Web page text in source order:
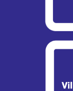
Info travaux
Bretonneux
Dans le cadre de
engage des